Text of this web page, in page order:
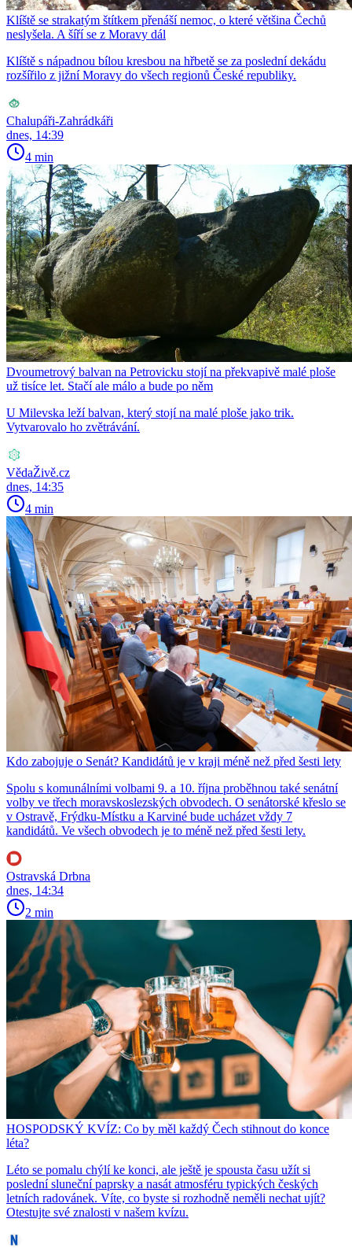
Klíště se strakatým štítkem přenáší nemoc, o které většina Čechů
neslyšela. A šíří se z Moravy dál
Klíště s nápadnou bílou kresbou na hřbetě se za poslední dekádu
rozšířilo z jižní Moravy do všech regionů České republiky.
Chalupáři-Zahrádkáři
dnes, 14:39
4 min
Dvoumetrový balvan na Petrovicku stojí na překvapivě malé ploše
už tisíce let. Stačí ale málo a bude po něm
U Milevska leží balvan, který stojí na malé ploše jako trik.
Vytvarovalo ho zvětrávání.
VědaŽivě.cz
dnes, 14:35
4 min
Kdo zabojuje o Senát? Kandidátů je v kraji méně než před šesti lety
Spolu s komunálními volbami 9. a 10. října proběhnou také senátní
volby ve třech moravskoslezských obvodech. O senátorské křeslo se
v Ostravě, Frýdku-Místku a Karviné bude ucházet vždy 7
kandidátů. Ve všech obvodech je to méně než před šesti lety.
Ostravská Drbna
dnes, 14:34
2 min
HOSPODSKÝ KVÍZ: Co by měl každý Čech stihnout do konce
léta?
Léto se pomalu chýlí ke konci, ale ještě je spousta času užít si
poslední sluneční paprsky a nasát atmosféru typických českých
letních radovánek. Víte, co byste si rozhodně neměli nechat ujít?
Otestujte své znalosti v našem kvízu.